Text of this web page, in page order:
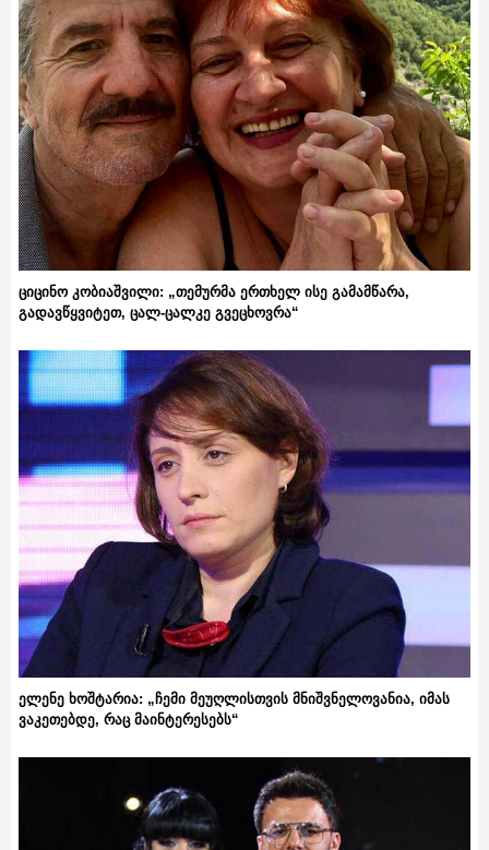
ციცინო კობიაშვილი: „თემურმა ერთხელ ისე გამამწარა,
გადავწყვიტეთ, ცალ-ცალკე გვეცხოვრა“
ელენე ხოშტარია: „ჩემი მეუღლისთვის მნიშვნელოვანია, იმას
ვაკეთებდე, რაც მაინტერესებს“